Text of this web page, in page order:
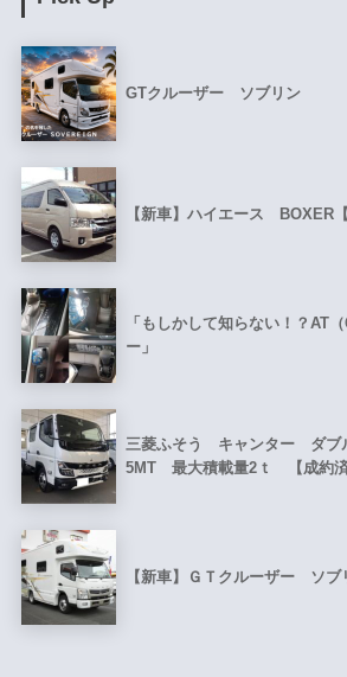
GTクルーザー ソブリン
【新車】ハイエース BOXER【
「もしかして知らない！？AT
ー」
三菱ふそう キャンター ダ
5MT 最大積載量2ｔ 【成約済
【新車】ＧＴクルーザー ソブ